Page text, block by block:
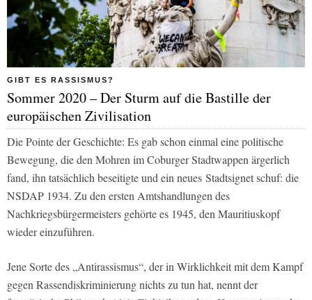
GIBT ES RASSISMUS?
Sommer 2020 – Der Sturm auf die Bastille der
europäischen Zivilisation
Die Pointe der Geschichte: Es gab schon einmal eine politische
Bewegung, die den Mohren im Coburger Stadtwappen ärgerlich
fand, ihn tatsächlich beseitigte und ein neues Stadtsignet schuf: die
NSDAP 1934. Zu den ersten Amtshandlungen des
Nachkriegsbürgermeisters gehörte es 1945, den Mauritiuskopf
wieder einzuführen.
Jene Sorte des „Antirassismus“, der in Wirklichkeit mit dem Kampf
gegen Rassendiskriminierung nichts zu tun hat, nennt der